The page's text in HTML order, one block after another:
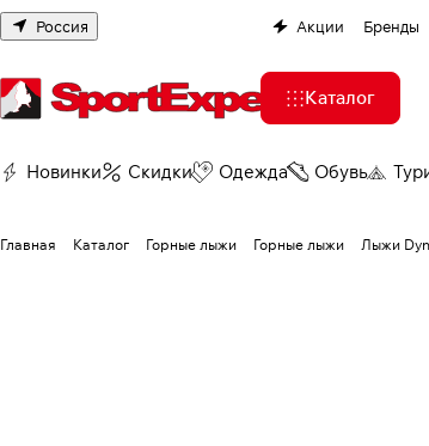
Россия Акции Бренды
Каталог
Новинки Скидки Одежда Обувь
Главная Каталог Горные лыжи Горные лыжи Лыжи